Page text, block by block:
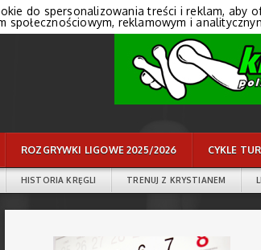
ROZGRYWKI LIGOWE 2025/2026 CYKLE
HISTORIA KRĘGLI TRENUJ Z KRYSTIANEM
do spersonalizowania treści i reklam, aby
społecznościowym, reklamowym i